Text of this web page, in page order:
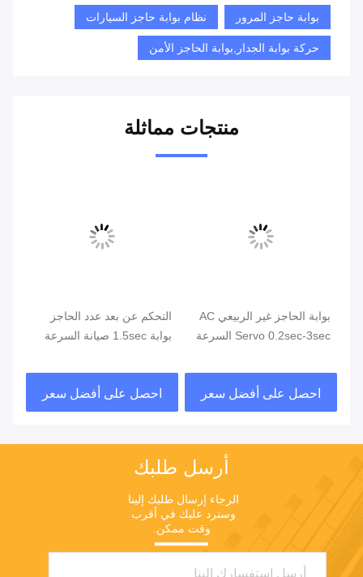
بوابة حاجز المرور نظام بوابة حاجز السيارات
حركة بوابة الجدار,بوابة الحاجز الأمن
منتجات مماثلة
بوابة الحاجز غير الربيعي AC
Servo 0.2sec-3sec السرعة
الحافلات على الطريق السريع
والمطار
احصل على أفضل سعر
التحكم عن بعد عدد الحاجز
بوابة 1.5sec صيانة السرعة
احصل على أفضل سعر
أرسل طلبك
وقت ممكن.